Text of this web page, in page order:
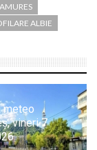
ALBIE
meteo
vineri 7